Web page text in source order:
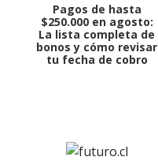
Pagos de hasta
$250.000 en agosto:
La lista completa de
bonos y cómo revisar
tu fecha de cobro